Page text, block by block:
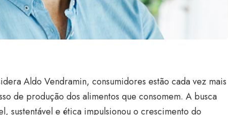
Aldo Vendramin, consumidores estão cada vez mais
de produção dos alimentos que consomem. A busca
sustentável e ética impulsionou o crescimento do